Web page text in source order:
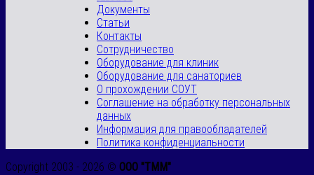
Документы
Статьи
Контакты
Сотрудничество
Оборудование для клиник
Оборудование для санаториев
О прохождении СОУТ
Соглашение на обработку персональных
данных
Информация для правообладателей
Политика конфиденциальности
Copyright 2003 - 2026 © ООО "ТММ"